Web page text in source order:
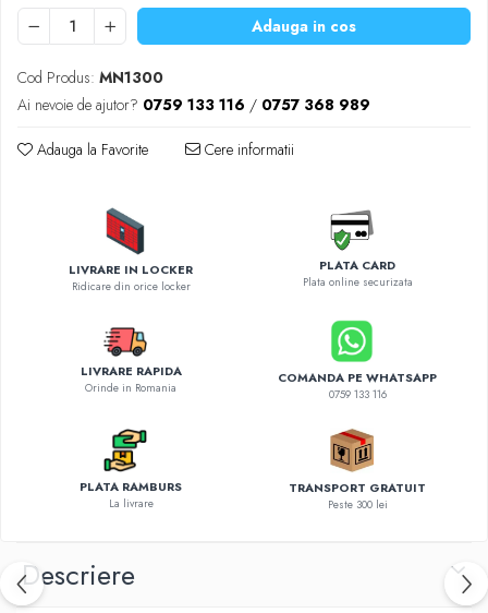
Diverse accesorii auto
Carcase protectie NOCO BOOST
Invertoare Auto
Incarcator masina electrica
Compresoare
Adauga in cos
Cod Produs: MN1300
Ai nevoie de ajutor? 0759 133 116 / 0757 368 989
Adauga la Favorite Cere informatii
LIVRARE IN LOCKER
Ridicare din orice locker
PLATA CARD
Plata online securizata
LIVRARE RAPIDA
Orinde in Romania
COMANDA PE WHATSAPP
0759 133 116
PLATA RAMBURS
La livrare
TRANSPORT GRATUIT
Peste 300 lei
Descriere